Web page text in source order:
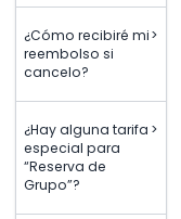
¿Cómo recibiré mi
reembolso si
cancelo?
>
¿Hay alguna tarifa
especial para
“Reserva de
Grupo”?
>